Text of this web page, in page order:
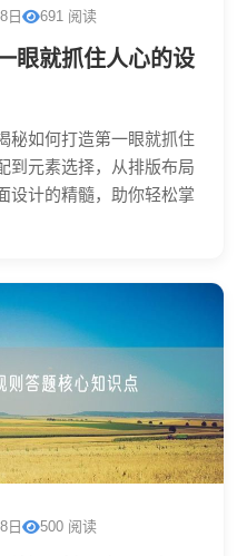
日 691 阅读
眼就抓住人心的设
秘如何打造第一眼就抓住
到元素选择，从排版布局
设计的精髓，助你轻松掌
日 500 阅读